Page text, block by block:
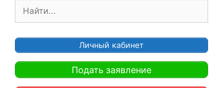
я
з
а
п
и
с
с
к
:
Личный кабинет
Подать заявление